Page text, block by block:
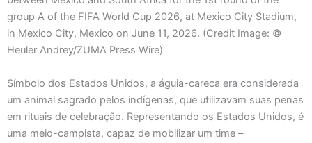
Símbolo dos Estados Unidos, a águia-careca era considerada
um animal sagrado pelos indígenas, que utilizavam suas penas
em rituais de celebração. Representando os Estados Unidos, é
uma meio-campista, capaz de mobilizar um time –